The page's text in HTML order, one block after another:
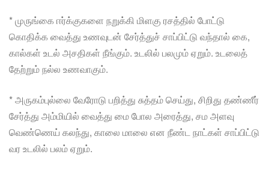
* முருங்கை ஈர்க்குகளை நறுக்கி மிளகு ரசத்தில் போட்டு
கொதிக்க வைத்து உணவுடன் சேர்த்துச் சாப்பிட்டு வந்தால் கை,
கால்கள் உடல் அசதிகள் நீங்கும். உடலில் பலமும் ஏறும். உடலைத்
தேற்றும் நல்ல உணவாகும்.
* அருகம்புல்லை வேரோடு பறித்து சுத்தம் செய்து, சிறிது தண்ணீர்
சேர்த்து அம்மியில் வைத்து மை போல அரைத்து, சம அளவு
வெண்ணெய் கலந்து, காலை மாலை என நீண்ட நாட்கள் சாப்பிட்டு
வர உடலில் பலம் ஏறும்.